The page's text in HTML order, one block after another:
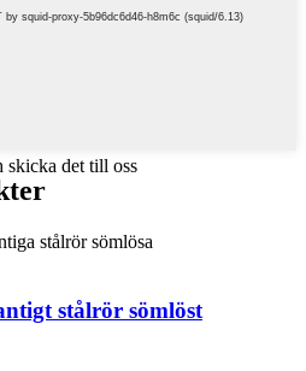
skicka det till oss
stålrör sömlöst